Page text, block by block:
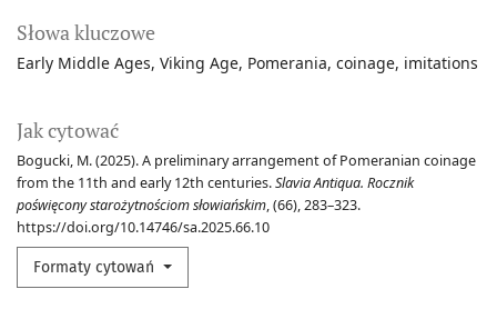
Słowa kluczowe
Early Middle Ages Viking Age Pomerania coinage imitations
Jak cytować
Bogucki, M. (2025). A preliminary arrangement of Pomeranian coinage
from the 11th and early 12th centuries.Slavia Antiqua. Rocznik
poświęcony starożytnościom słowiańskim, (66), 283–323.
https://doi.org/10.14746/sa.2025.66.10
Formaty cytowań